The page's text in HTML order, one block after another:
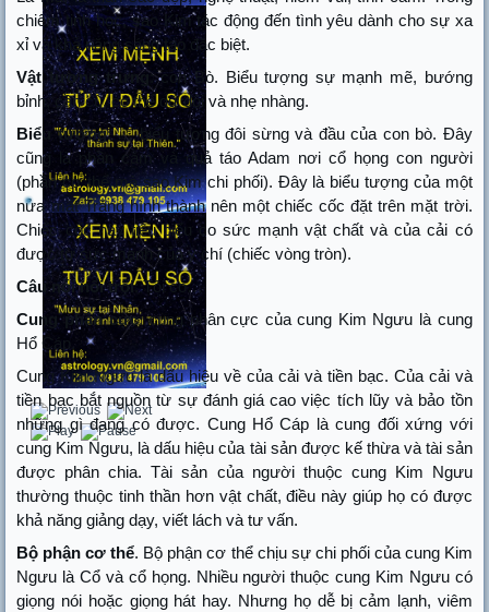
chiêm tinh học, sao Kim tác động đến tình yêu dành cho sự xa
xỉ và khả năng sáng tạo đặc biệt.
Vật tượng trưng: con Bò. Biểu tượng sự mạnh mẽ, bướng
bỉnh, cần cù, có thể dữ dội và nhẹ nhàng.
Biểu tượng: … biểu tượng đôi sừng và đầu của con bò. Đây
cũng là phần cằm và quả táo Adam nơi cổ họng con người
(phần cơ thể mà sao Kim chi phối). Đây là biểu tượng của một
nửa mặt Trăng hình thành nên một chiếc cốc đặt trên mặt trời.
Chiếc cốc này tiêu biểu co sức mạnh vật chất và của cải có
được từ sức mạnh của ý chí (chiếc vòng tròn).
Câu nói nổi trội: Tôi có…
Cung phân cực: cung phân cực của cung Kim Ngưu là cung
Hổ Cáp.
Cung Kim Ngưu là dấu hiệu về của cải và tiền bạc. Của cải và
tiền bạc bắt nguồn từ sự đánh giá cao việc tích lũy và bảo tồn
những gì đang có được. Cung Hổ Cáp là cung đối xứng với
cung Kim Ngưu, là dấu hiệu của tài sản được kế thừa và tài sản
được phân chia. Tài sản của người thuộc cung Kim Ngưu
thường thuộc tinh thần hơn vật chất, điều này giúp họ có được
khả năng giảng dạy, viết lách và tư vấn.
Bộ phận cơ thể. Bộ phận cơ thể chịu sự chi phối của cung Kim
Ngưu là Cổ và cổ họng. Nhiều người thuộc cung Kim Ngưu có
giọng nói hoặc giọng hát hay. Nhưng họ dễ bị cảm lạnh, viêm